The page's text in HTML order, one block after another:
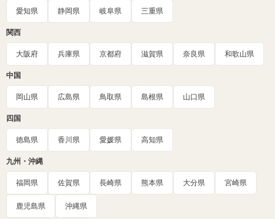
愛知県 静岡県 岐阜県 三重県
関西
大阪府 兵庫県 京都府 滋賀県 奈良県 和歌山県
中国
岡山県 広島県 鳥取県 島根県 山口県
四国
徳島県 香川県 愛媛県 高知県
九州・沖縄
福岡県 佐賀県 長崎県 熊本県 大分県 宮崎県
鹿児島県 沖縄県